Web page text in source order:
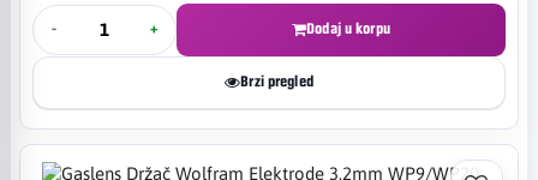
- + Dodaj u korpu
Brzi pregled